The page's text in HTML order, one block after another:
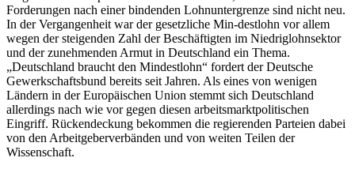
Forderungen nach einer bindenden Lohnuntergrenze sind nicht neu.
In der Vergangenheit war der gesetzliche Min-destlohn vor allem
wegen der steigenden Zahl der Beschäftigten im Niedriglohnsektor
und der zunehmenden Armut in Deutschland ein Thema.
„Deutschland braucht den Mindestlohn“ fordert der Deutsche
Gewerkschaftsbund bereits seit Jahren. Als eines von wenigen
Ländern in der Europäischen Union stemmt sich Deutschland
allerdings nach wie vor gegen diesen arbeitsmarktpolitischen
Eingriff. Rückendeckung bekommen die regierenden Parteien dabei
von den Arbeitgeberverbänden und von weiten Teilen der
Wissenschaft.